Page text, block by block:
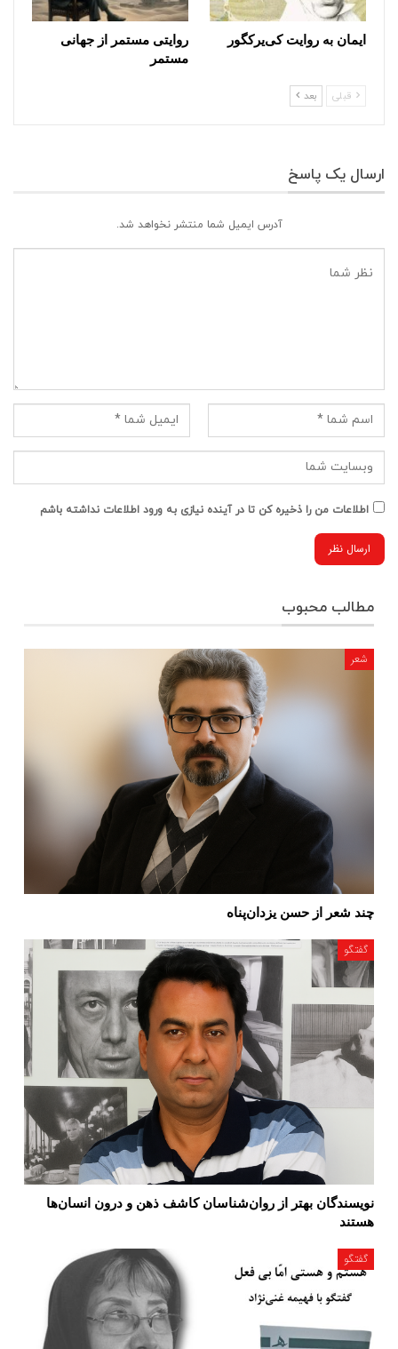
ایمان به روایت کی‌یر‌کگور
روایتی مستمر از جهانی
مستمر
قبلی بعد
ارسال یک پاسخ
آدرس ایمیل شما منتشر نخواهد شد.
اطلاعات من را ذخیره کن تا در آینده نیازی به ورود اطلاعات نداشته باشم
مطالب محبوب
شعر
چند شعر از حسن یزدان‌پناه
گفتگو
نویسندگان بهتر از روان‌شناسان کاشف ذهن و درون انسان‌ها
هستند
گفتگو